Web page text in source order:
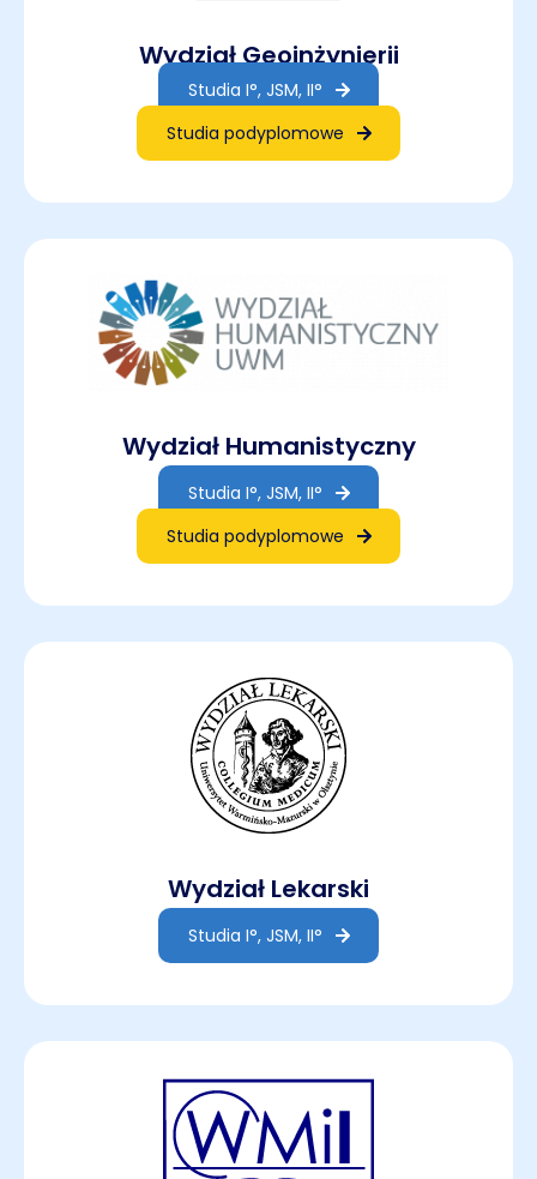
Wydział Geoinżynierii
Studia I°, JSM, II°
Studia podyplomowe
Wydział Humanistyczny
Studia I°, JSM, II°
Studia podyplomowe
Wydział Lekarski
Studia I°, JSM, II°